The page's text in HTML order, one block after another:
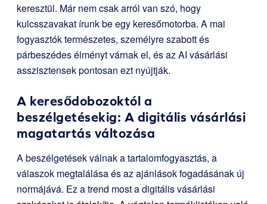
keresztül. Már nem csak arról van szó, hogy
kulcsszavakat írunk be egy keresőmotorba. A mai
fogyasztók természetes, személyre szabott és
párbeszédes élményt várnak el, és az AI vásárlási
asszisztensek pontosan ezt nyújtják.
A keresődobozoktól a
beszélgetésekig: A digitális vásárlási
magatartás változása
A beszélgetések válnak a tartalomfogyasztás, a
válaszok megtalálása és az ajánlások fogadásának új
normájává. Ez a trend most a digitális vásárlási